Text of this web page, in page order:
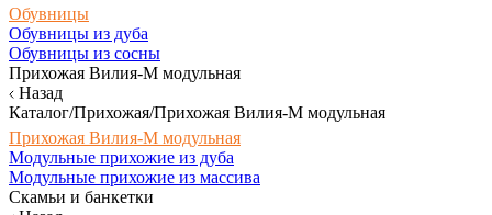
Обувницы
Обувницы из дуба
Обувницы из сосны
Прихожая Вилия-М модульная
Назад
Каталог/Прихожая/Прихожая Вилия-М модульная
Прихожая Вилия-М модульная
Модульные прихожие из дуба
Модульные прихожие из массива
Скамьи и банкетки